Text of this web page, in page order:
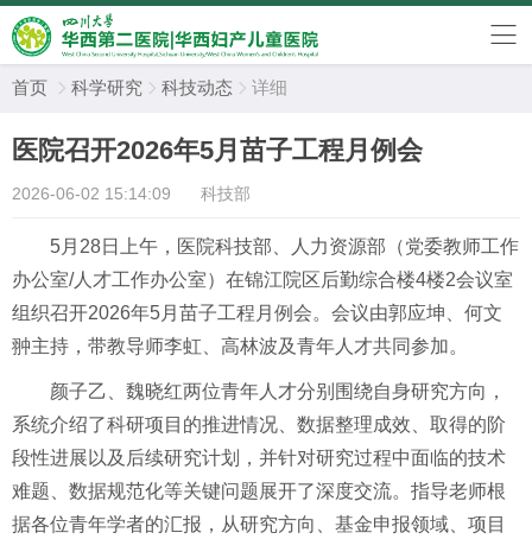
首页  科学研究  科技动态  详细
医院召开2026年5月苗子工程月例会
2026-06-02 15:14:09 科技部
5月28日上午，医院科技部、人力资源部（党委教师工作
办公室/人才工作办公室）在锦江院区后勤综合楼4楼2会议室
组织召开2026年5月苗子工程月例会。会议由郭应坤、何文
翀主持，带教导师李虹、高林波及青年人才共同参加。
颜子乙、魏晓红两位青年人才分别围绕自身研究方向，
系统介绍了科研项目的推进情况、数据整理成效、取得的阶
段性进展以及后续研究计划，并针对研究过程中面临的技术
难题、数据规范化等关键问题展开了深度交流。指导老师根
据各位青年学者的汇报，从研究方向、基金申报领域、项目